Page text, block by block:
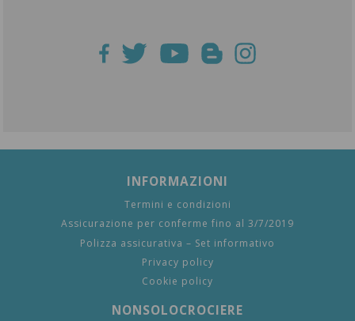
INFORMAZIONI
Termini e condizioni
Assicurazione per conferme fino al 3/7/2019
Polizza assicurativa – Set informativo
Privacy policy
Cookie policy
NONSOLOCROCIERE